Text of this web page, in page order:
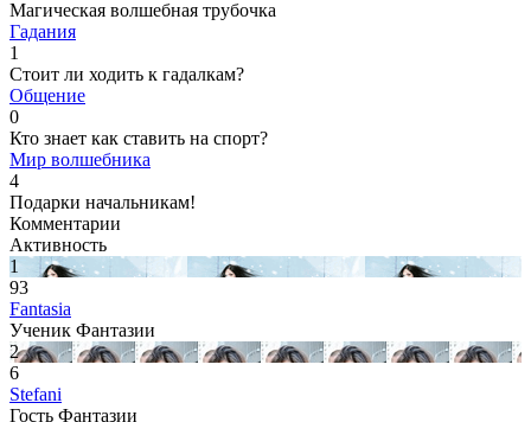
Магическая волшебная трубочка
Гадания
1
Стоит ли ходить к гадалкам?
Общение
0
Кто знает как ставить на спорт?
Мир волшебника
4
Подарки начальникам!
Комментарии
Активность
1
93
Fantasia
Ученик Фантазии
2
6
Stefani
Гость Фантазии